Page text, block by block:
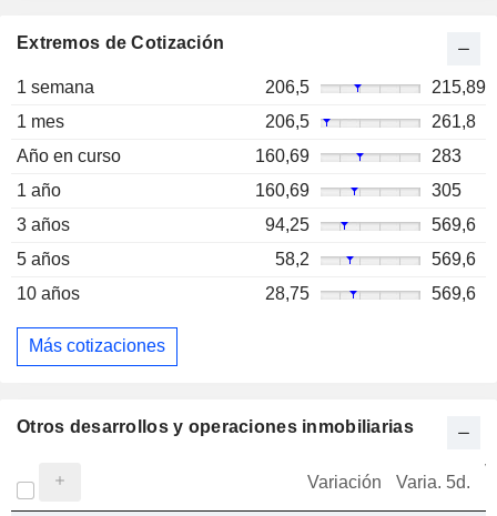
Extremos de Cotización
1 semana 206,5
215,89
1 mes
206,5
261,8
Año en curso
160,69
283
1 año
160,69
305
3 años
94,25
569,6
5 años
58,2
569,6
10 años
28,75 569,6
Más cotizaciones
Otros desarrollos y operaciones inmobiliarias
Variación Varia. 5d.